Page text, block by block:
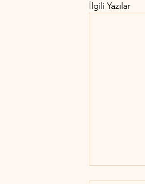
İlgili Yazılar